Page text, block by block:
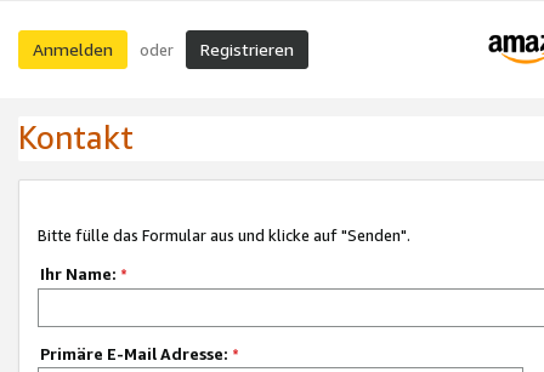
Anmelden oder Registrieren
Kontakt
Bitte fülle das Formular aus und klicke auf "Senden".
Ihr Name: *
Primäre E-Mail Adresse: *